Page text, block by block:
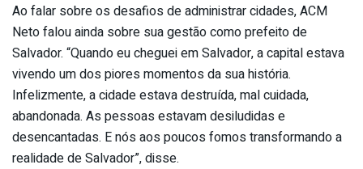
Ao falar sobre os desafios de administrar cidades, ACM
Neto falou ainda sobre sua gestão como prefeito de
Salvador. “Quando eu cheguei em Salvador, a capital estava
vivendo um dos piores momentos da sua história.
Infelizmente, a cidade estava destruída, mal cuidada,
abandonada. As pessoas estavam desiludidas e
desencantadas. E nós aos poucos fomos transformando a
realidade de Salvador”, disse.